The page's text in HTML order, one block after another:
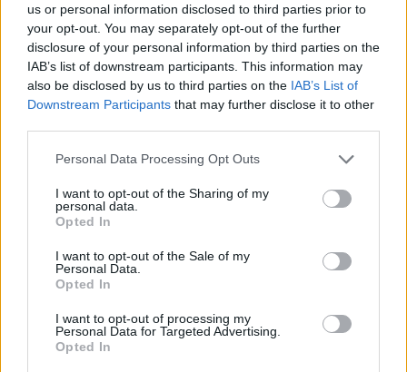
us or personal information disclosed to third parties prior to
your opt-out. You may separately opt-out of the further
disclosure of your personal information by third parties on the
IAB’s list of downstream participants. This information may
also be disclosed by us to third parties on the IAB’s List of
Downstream Participants that may further disclose it to other
Please note that this website/app uses one or more Google
not limited to your visit or usage behaviour. You may click to
grant or deny consent to Google and its third-party tags to
use your data for below specified purposes in below Google
consent section.
Personal Data Processing Opt Outs
I want to opt-out of the Sharing of my
personal data.
Opted In
I want to opt-out of the Sale of my
Personal Data.
Opted In
I want to opt-out of processing my
Personal Data for Targeted Advertising.
Opted In